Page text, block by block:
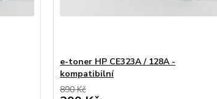
e-toner HP CE323A / 128A -
kompatibilní
890 Kč